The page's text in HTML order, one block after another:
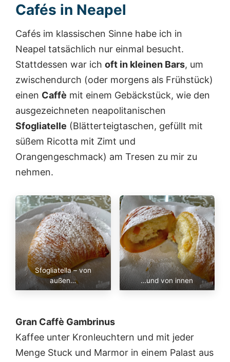
Cafés in Neapel
Cafés im klassischen Sinne habe ich in
Neapel tatsächlich nur einmal besucht.
Stattdessen war ich oft in kleinen Bars, um
zwischendurch (oder morgens als Frühstück)
einen Caffè mit einem Gebäckstück, wie den
ausgezeichneten neapolitanischen
Sfogliatelle (Blätterteigtaschen, gefüllt mit
süßem Ricotta mit Zimt und
Orangengeschmack) am Tresen zu mir zu
nehmen.
Sfogliatella – von
außen…
…und von innen
Gran Caffè Gambrinus
Kaffee unter Kronleuchtern und mit jeder
Menge Stuck und Marmor in einem Palast aus